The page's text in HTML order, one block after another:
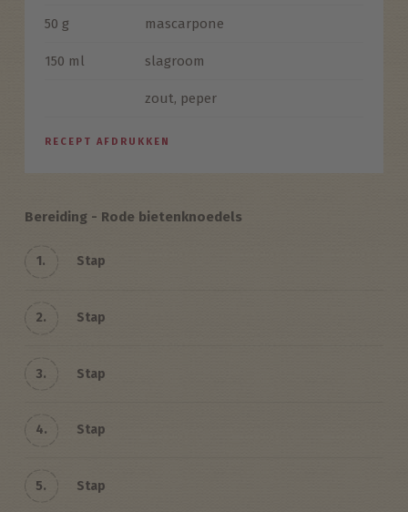
50 g mascarpone
150 ml slagroom
zout, peper
RECEPT AFDRUKKEN
Bereiding - Rode bietenknoedels
1. Stap
2. Stap
3. Stap
4. Stap
5. Stap